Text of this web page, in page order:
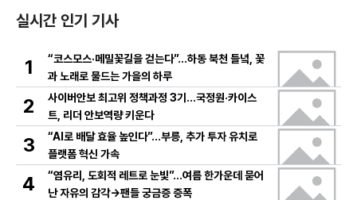
실시간 인기 기사
1
“코스모스·메밀꽃길을 걷는다”…하동 북천 들녘, 꽃
과 노래로 물드는 가을의 하루
2
사이버안보 최고위 정책과정 3기…국정원·카이스
트, 리더 안보역량 키운다
3
“AI로 배달 효율 높인다”…부릉, 추가 투자 유치로
플랫폼 혁신 가속
4
“염유리, 도회적 레트로 눈빛”…여름 한가운데 묻어
난 자유의 감각→팬들 궁금증 증폭